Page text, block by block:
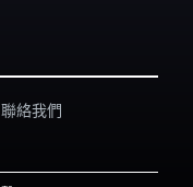
聯絡我們